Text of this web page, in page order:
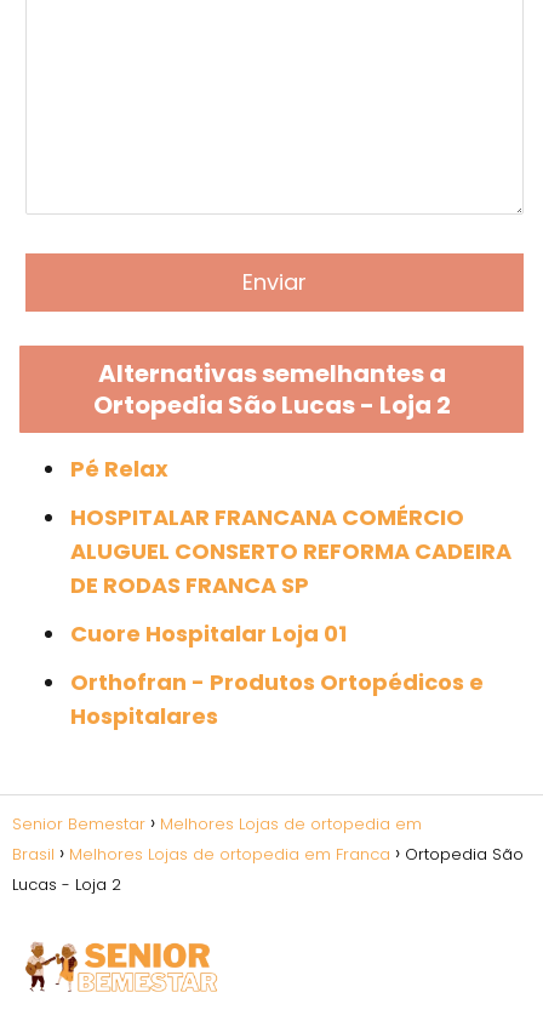
Alternativas semelhantes a
Ortopedia São Lucas - Loja 2
Pé Relax
HOSPITALAR FRANCANA COMÉRCIO
ALUGUEL CONSERTO REFORMA CADEIRA
DE RODAS FRANCA SP
Cuore Hospitalar Loja 01
Orthofran - Produtos Ortopédicos e
Hospitalares
Senior Bemestar
Melhores Lojas de ortopedia em
Brasil
Melhores Lojas de ortopedia em Franca
Ortopedia São
Lucas - Loja 2